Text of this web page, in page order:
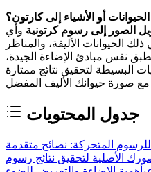
الصور إلى رسوم كرتونية وأي
الحيوانات الأليفة، والمناظر
نفس مبادئ الإضاءة الجيدة،
البسيطة لتحقيق نتائج ممتازة
جدول المحتويات
المتحركة: نصائح متقدمة
الأصلية لتحقيق نتائج رسوم